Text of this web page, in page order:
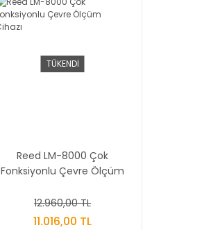
TÜKENDİ
Reed LM-8000 Çok
Fonksiyonlu Çevre Ölçüm
12.960,00 TL
11.016,00 TL